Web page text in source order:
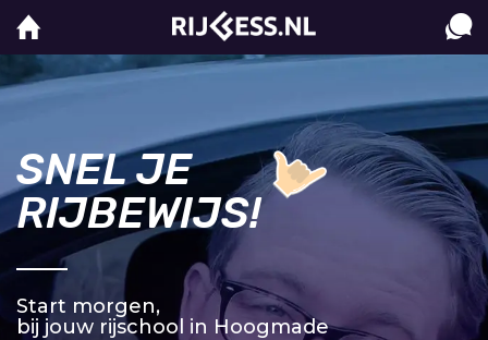
SNEL JE
RIJBEWIJS!
Start morgen,
bij jouw rijschool in Hoogmade